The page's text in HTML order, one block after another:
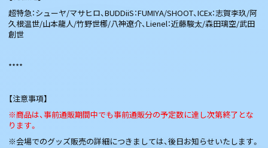
超特急：シューヤ/マサヒロ、BUDDiiS：FUMIYA/SHOOT、ICEx：志賀李玖/阿
久根温世/山本龍人/竹野世梛/八神遼介、Lienel：近藤駿太/森田璃空/武田
創世
****
【注意事項】
※商品は、事前通販期間中でも事前通販分の予定数に達し次第終了とな
ります。
※会場でのグッズ販売の詳細につきましては、後日お知らせいたします。